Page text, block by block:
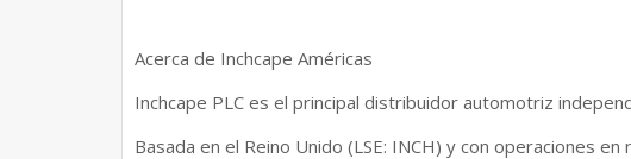
Acerca de Inchcape Américas
Inchcape PLC es el principal distribuidor automotriz
Basada en el Reino Unido (LSE: INCH) y con operaciones